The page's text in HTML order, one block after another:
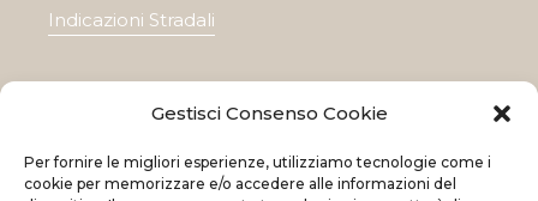
Gestisci Consenso Cookie
Per fornire le migliori esperienze, utilizziamo tecnologie come i
cookie per memorizzare e/o accedere alle informazioni del
Indicazioni Stradali
Le nostre collezioni